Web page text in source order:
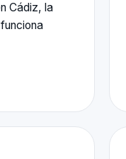
Cádiz, la